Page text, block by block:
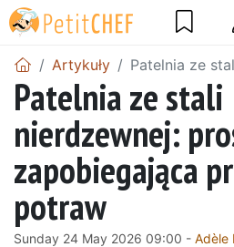
Artykuły Patelnia ze
Patelnia ze stali
nierdzewnej:
zapobiegająca
potraw
Sunday 24 May 2026 09:00 - Adèle